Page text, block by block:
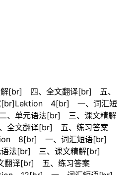
[br] 四、全文翻译[br] 五、
[br]Lektion 4[br] 一、词汇短
单元语法[br] 三、课文精解
文翻译[br] 五、练习答案
8[br] 一、词汇短语[br]
法[br] 三、课文精解[br]
译[br] 五、练习答案